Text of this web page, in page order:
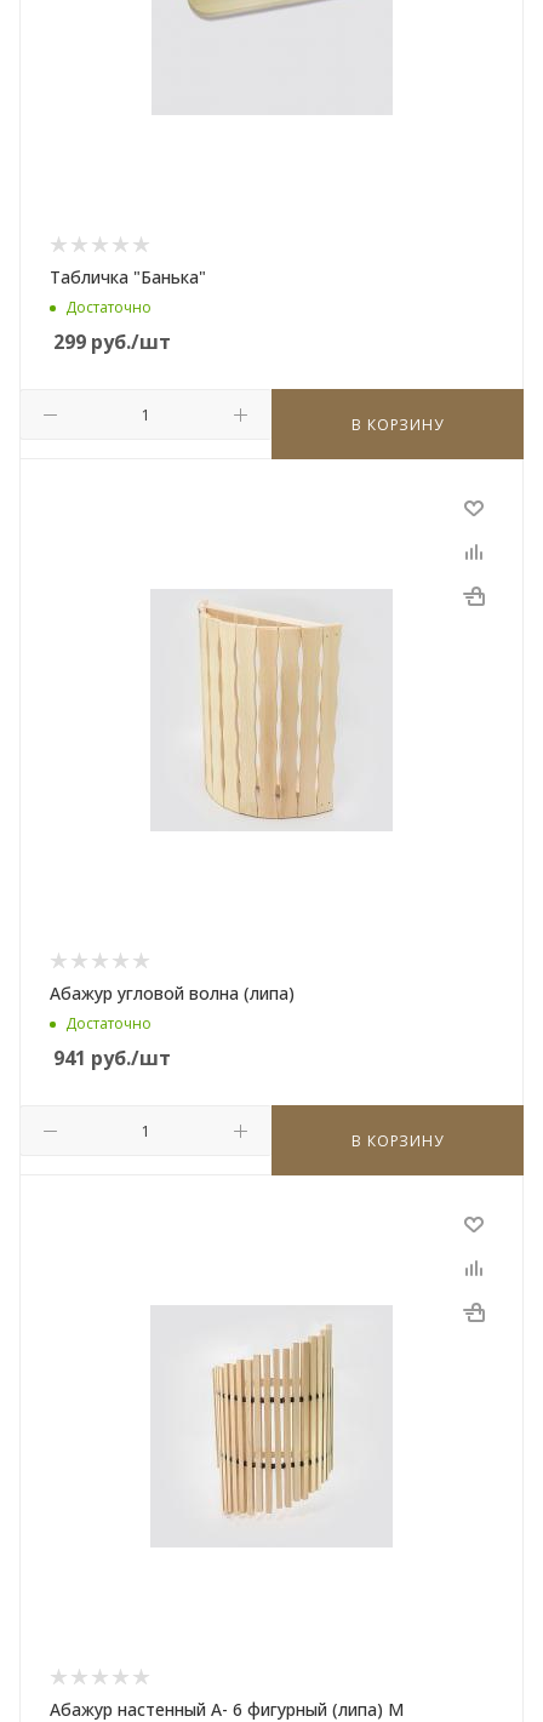
Табличка "Банька"
Достаточно
299 руб./шт
В КОРЗИНУ
Абажур угловой волна (липа)
Достаточно
941 руб./шт
В КОРЗИНУ
Абажур настенный А- 6 фигурный (липа) М